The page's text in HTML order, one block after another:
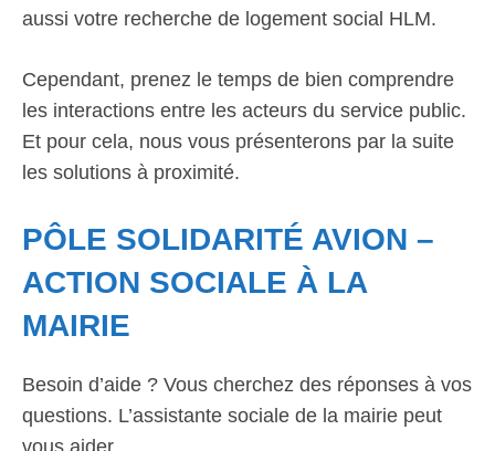
aussi votre recherche de logement social HLM.
Cependant, prenez le temps de bien comprendre
les interactions entre les acteurs du service public.
Et pour cela, nous vous présenterons par la suite
les solutions à proximité.
PÔLE SOLIDARITÉ AVION –
ACTION SOCIALE À LA
MAIRIE
Besoin d’aide ? Vous cherchez des réponses à vos
questions. L’assistante sociale de la mairie peut
vous aider.